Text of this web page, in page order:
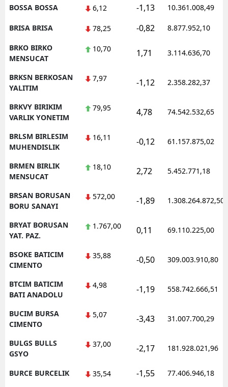
BOSSA BOSSA 6,12 -1,13 10.361.008,49
BRISA BRISA 78,25 -0,82 8.877.952,10
BRKO BIRKO
MENSUCAT
10,70 1,71 3.114.636,70
BRKSN BERKOSAN
YALITIM
7,97 -1,12 2.358.282,37
BRKVY BIRIKIM
VARLIK YONETIM
79,95 4,78 74.542.532,65
BRLSM BIRLESIM
MUHENDISLIK
16,11 -0,12 61.157.875,02
BRMEN BIRLIK
MENSUCAT
18,10 2,72 5.452.771,18
BRSAN BORUSAN
BORU SANAYI
572,00 -1,89 1.308.264.872,50
BRYAT BORUSAN
YAT. PAZ.
1.767,00 0,11 69.110.225,00
BSOKE BATICIM
CIMENTO
35,88 -0,50 309.003.910,80
BTCIM BATICIM
BATI ANADOLU
4,98 -1,19 558.742.666,51
BUCIM BURSA
CIMENTO
5,07 -3,43 31.007.700,29
BULGS BULLS
GSYO
37,00 -2,17 181.928.021,96
BURCE BURCELIK 35,54 -1,55 77.406.946,18